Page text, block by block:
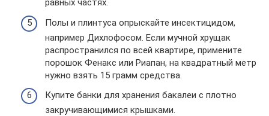
равных частях.
Полы и плинтуса опрыскайте инсектицидом,
например Дихлофосом. Если мучной хрущак
распространился по всей квартире, примените
порошок Фенакс или Риапан, на квадратный метр
нужно взять 15 грамм средства.
Купите банки для хранения бакалеи с плотно
закручивающимися крышками.